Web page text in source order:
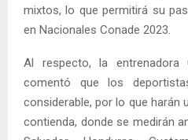
mixtos, lo que permitirá su
en Nacionales Conade 2023.
Al respecto, la entrenadora
comentó que los
considerable, por lo que harán
contienda, donde se medirán